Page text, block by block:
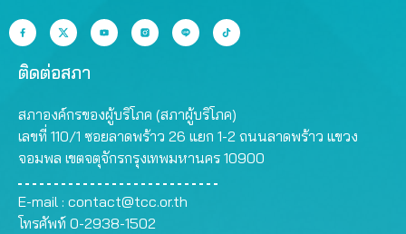
ติดต่อสภา
สภาองค์กรของผู้บริโภค (สภาผู้บริโภค)
เลขที่ 110/1 ซอยลาดพร้าว 26 แยก 1-2 ถนนลาดพร้าว แขวง
จอมพล เขตจตุจักรกรุงเทพมหานคร 10900
E-mail : contact@tcc.or.th
โทรศัพท์ 0-2938-1502